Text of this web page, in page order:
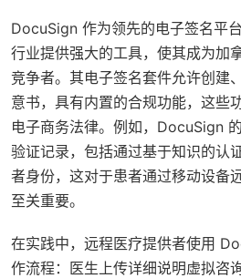
DocuSign 作为领先的电子签名平
行业提供强大的工具，使其成为加
竞争者。其电子签名套件允许创建
意书，具有内置的合规功能，这些
电子商务法律。例如，DocuSign
验证记录，包括通过基于知识的认
者身份，这对于患者通过移动设备
至关重要。
在实践中，远程医疗提供者使用
作流程：医生上传详细说明虚拟咨